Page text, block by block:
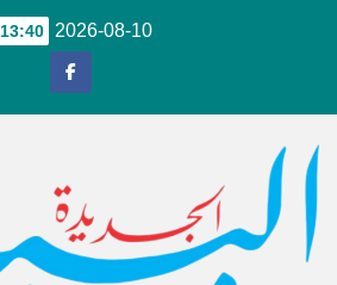
2026-08-10
13:40